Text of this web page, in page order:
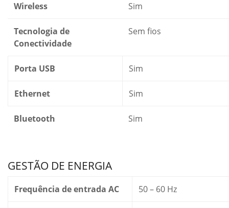
Wireless Sim
Tecnologia de
Conectividade
Sem fios
Porta USB Sim
Ethernet Sim
Bluetooth Sim
GESTÃO DE ENERGIA
Frequência de entrada AC 50 – 60 Hz